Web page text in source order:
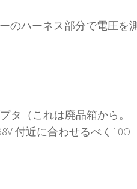
のハーネス部分で電圧を
タ（これは廃品箱から。
付近に合わせるべく10Ω